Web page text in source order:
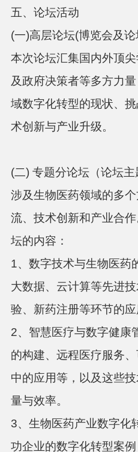
五、论坛活动
(一)高层论坛(博览会及
本次论坛汇集国内外顶
及政府决策者等多方力
域数字化转型的现状、
术创新与产业升级。
(二) 专题分论坛（论坛主
涉及生物医药领域的多
流、技术创新和产业合
坛的内容：
1、数字技术与生物医药
大数据、云计算等先进
验、新药注册等环节的应
2、智慧医疗与数字健康
的构建、远程医疗服务
中的应用等，以及这些
量与效率。
3、生物医药产业数字化
功企业的数字化转型案